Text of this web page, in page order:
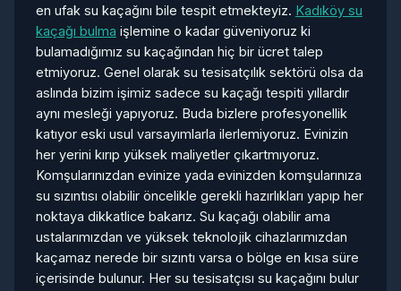
en ufak su kaçağını bile tespit etmekteyiz. Kadıköy su
kaçağı bulma işlemine o kadar güveniyoruz ki
bulamadığımız su kaçağından hiç bir ücret talep
etmiyoruz. Genel olarak su tesisatçılık sektörü olsa da
aslında bizim işimiz sadece su kaçağı tespiti yıllardır
aynı mesleği yapıyoruz. Buda bizlere profesyonellik
katıyor eski usul varsayımlarla ilerlemiyoruz. Evinizin
her yerini kırıp yüksek maliyetler çıkartmıyoruz.
Komşularınızdan evinize yada evinizden komşularınıza
su sızıntısı olabilir öncelikle gerekli hazırlıkları yapıp her
noktaya dikkatlice bakarız. Su kaçağı olabilir ama
ustalarımızdan ve yüksek teknolojik cihazlarımızdan
kaçamaz nerede bir sızıntı varsa o bölge en kısa süre
içerisinde bulunur. Her su tesisatçısı su kaçağını bulur